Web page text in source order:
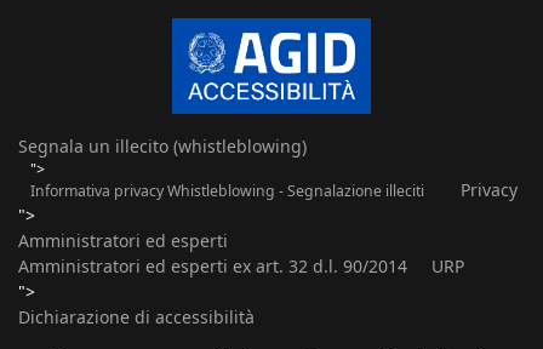
Segnala un illecito (whistleblowing)
">
Informativa privacy Whistleblowing - Segnalazione illeciti
Privacy
">
Amministratori ed esperti
Amministratori ed esperti ex art. 32 d.l. 90/2014
URP
">
Dichiarazione di accessibilità